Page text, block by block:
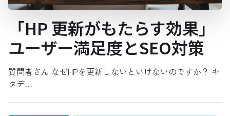
「HP 更新がもたらす効果」
ユーザー満足度とSEO対策
質問者さん なぜHPを更新しないといけないのですか？ キ
タデ…